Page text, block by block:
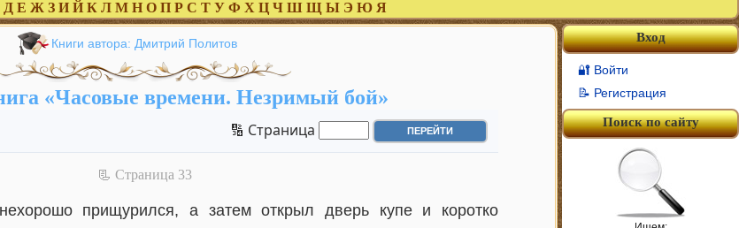
Д Е Ж З И Й К Л М Н О П Р С Т У Ф Х Ц Ч Ш Щ Ы Э Ю Я
Книги автора: Дмитрий Политов
«Часовые времени. Незримый бой»
🔢 Страница
📃 Cтраница 33
прищурился, а затем открыл дверь купе и коротко
Вход
🔐 Войти
📝 Регистрация
Поиск по сайту